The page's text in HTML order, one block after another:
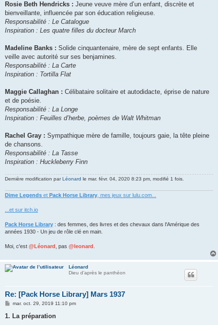
Rosie Beth Hendricks : Jeune veuve mère d’un enfant, discrète et
bienveillante, influencée par son éducation religieuse.
Responsabilité : Le Catalogue
Inspiration : Les quatre filles du docteur March
Madeline Banks : Solide cinquantenaire, mère de sept enfants. Elle
veille avec autorité sur ses benjamines.
Responsabilité : La Carte
Inspiration : Tortilla Flat
Maggie Callaghan : Célibataire solitaire et autodidacte, éprise de nature
et de poésie.
Responsabilité : La Longe
Inspiration : Feuilles d’herbe, poèmes de Walt Whitman
Rachel Gray : Sympathique mère de famille, toujours gaie, la tête pleine
de chansons.
Responsabilité : La Tasse
Inspiration : Huckleberry Finn
Dernière modification parLéonard le mar. févr. 04, 2020 8:23 pm, modifié 1 fois.
Dime Legends et Pack Horse Library , mes jeux sur lulu.com...
...et sur itch.io
Pack Horse Library : des femmes, des livres et des chevaux dans l'Amérique des
années 1930 - Un jeu de rôle clé en main.
Moi, c'est @Léonard , pas @leonard
Léonard
Dieu d'après le panthéon
Re: [Pack Horse Library] Mars 1937
M
s
mar. oct. 29, 2019 11:10 pm
1. La préparation